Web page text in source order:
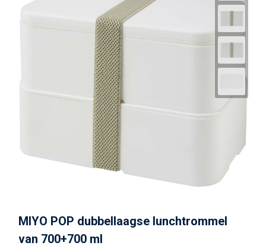
MIYO POP dubbellaagse lunchtrommel
van 700+700 ml